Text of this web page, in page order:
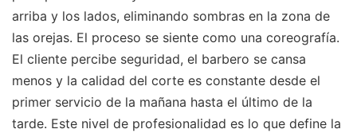
arriba y los lados, eliminando sombras en la zona de
las orejas. El proceso se siente como una coreografía.
El cliente percibe seguridad, el barbero se cansa
menos y la calidad del corte es constante desde el
primer servicio de la mañana hasta el último de la
tarde. Este nivel de profesionalidad es lo que define la